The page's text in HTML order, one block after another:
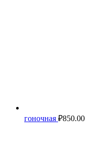
гоночная ₽850.00